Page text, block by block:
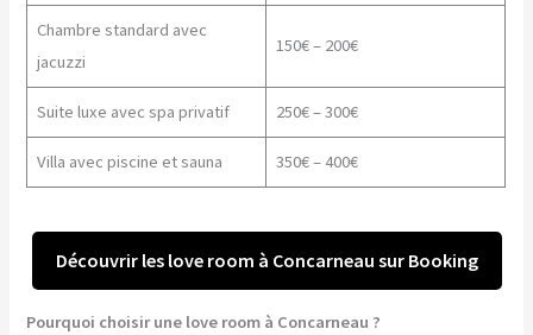
Chambre standard avec
jacuzzi
150€ – 200€
Suite luxe avec spa privatif 250€ – 300€
Villa avec piscine et sauna 350€ – 400€
Découvrir les love room à Concarneau sur Booking
Pourquoi choisir une love room à Concarneau ?